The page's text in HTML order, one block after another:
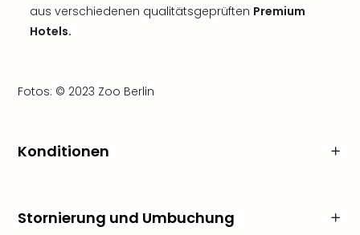
aus verschiedenen qualitätsgeprüften Premium
Hotels.
Fotos: © 2023 Zoo Berlin
Konditionen
Stornierung und Umbuchung